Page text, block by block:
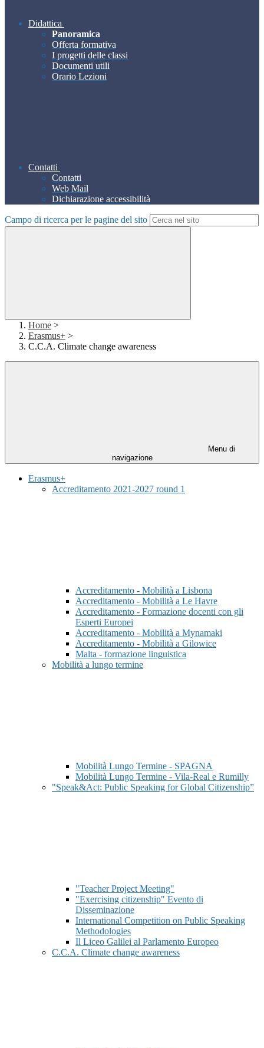
Didattica
Panoramica
Offerta formativa
I progetti delle classi
Documenti utili
Orario Lezioni
Contatti
Contatti
Web Mail
Dichiarazione accessibilità
Campo di ricerca per le pagine del sito
Home >
Erasmus+ >
C.C.A. Climate change awareness
Menu di
navigazione
Erasmus+
Accreditamento 2021-2027 round 1
Accreditamento - Mobilità a Lisbona
Accreditamento - Mobilità a Le Havre
Accreditamento - Formazione docenti con gli
Esperti Europei
Accreditamento - Mobilità a Mynamaki
Accreditamento - Mobilità a Gilowice
Malta - formazione linguistica
Mobilità a lungo termine
Mobilità Lungo Termine - SPAGNA
Mobilità Lungo Termine - Vila-Real e Rumilly
"Speak&Act: Public Speaking for Global Citizenship”
"Teacher Project Meeting"
"Exercising citizenship" Evento di
Disseminazione
International Competition on Public Speaking
Methodologies
Il Liceo Galilei al Parlamento Europeo
C.C.A. Climate change awareness